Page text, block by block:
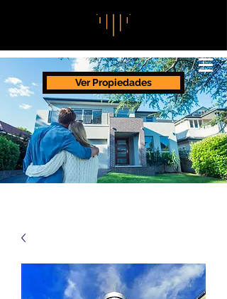
Ver Propiedades